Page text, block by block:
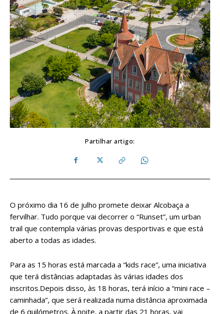
Partilhar artigo:
O próximo dia 16 de julho promete deixar Alcobaça a
fervilhar. Tudo porque vai decorrer o “Runset”, um urban
trail que contempla várias provas desportivas e que está
aberto a todas as idades.
Para as 15 horas está marcada a “kids race”, uma iniciativa
que terá distâncias adaptadas às várias idades dos
inscritos.Depois disso, às 18 horas, terá início a “mini race –
caminhada”, que será realizada numa distância aproximada
de 6 quilómetros. À noite, a partir das 21 horas, vai